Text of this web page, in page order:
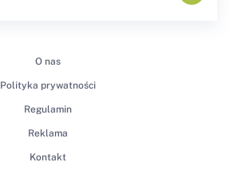
O nas
Polityka prywatności
Regulamin
Reklama
Kontakt